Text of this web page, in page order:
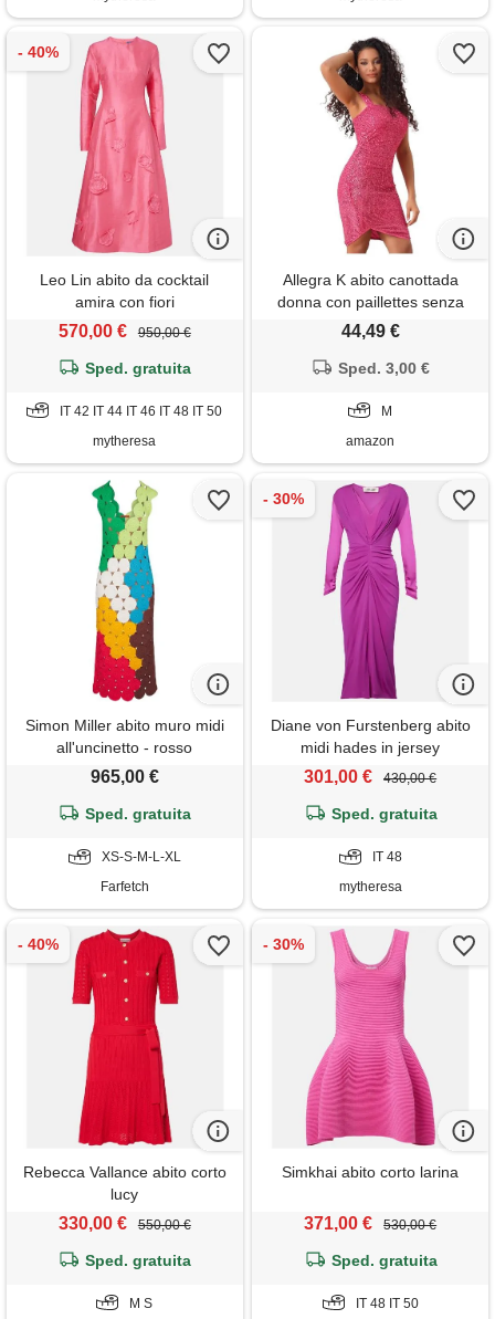
Leo Lin abito da cocktail
amira con fiori
570,00 € 950,00 €
Sped. gratuita
IT 42 IT 44 IT 46 IT 48 IT 50
mytheresa
Allegra K abito canottada
donna con paillettes senza
maniche abito scintillante da
caldo m
44,49 €
Sped. 3,00 €
M
amazon
Simon Miller abito muro midi
all'uncinetto - rosso
965,00 €
Sped. gratuita
XS-S-M-L-XL
Farfetch
Diane von Furstenberg abito
midi hades in jersey
301,00 € 430,00 €
Sped. gratuita
IT 48
mytheresa
Rebecca Vallance abito corto
lucy
330,00 € 550,00 €
Sped. gratuita
M S
Simkhai abito corto larina
371,00 € 530,00 €
Sped. gratuita
IT 48 IT 50